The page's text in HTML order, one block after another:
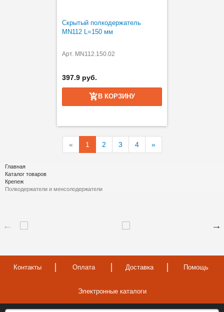
Скрытый полкодержатель
MN112 L=150 мм
Арт. MN112.150.02
397.9 руб.
В КОРЗИНУ
« 1 2 3 4 »
Главная
Каталог товаров
Крепеж
Полкодержатели и менсолодержатели
Контакты Оплата Доставка Помощь
Электронные каталоги